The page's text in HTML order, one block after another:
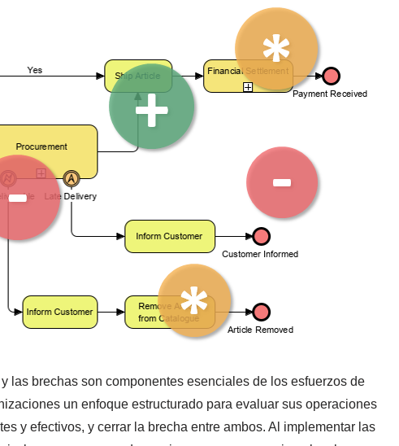
las brechas son componentes esenciales de los esfuerzos de
un enfoque estructurado para evaluar sus operaciones
y efectivos, y cerrar la brecha entre ambos. Al implementar las